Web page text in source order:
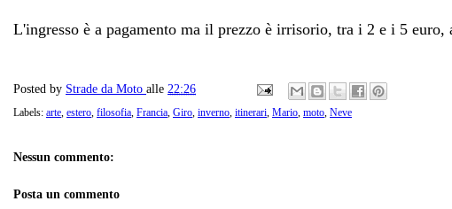
L'ingresso è a pagamento ma il prezzo è irrisorio, tra i 2 e i 5
Posted by Strade da Moto alle 22:26
Labels: arte estero filosofia Francia Giro inverno itinerari Mario moto Neve
Nessun commento:
Posta un commento